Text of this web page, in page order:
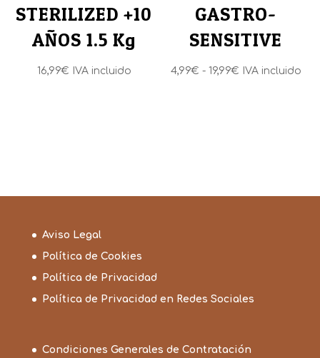
STERILIZED +10
AÑOS 1.5 Kg
16,99€ IVA incluido
GASTRO-
SENSITIVE
4,99€ - 19,99€Rango
IVA incluido
Aviso Legal
Política de Cookies
Política de Privacidad
Política de Privacidad en Redes Sociales
Condiciones Generales de Contratación